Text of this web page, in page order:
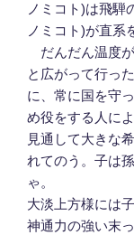
ノミコト)は飛騨
ノミコト)が直系
だんだん温度
と広がって行っ
に、常に国を守
め役をする人に
見通して大きな
れてのう。子は
ゃ。
大淡上方様には
神通力の強い末